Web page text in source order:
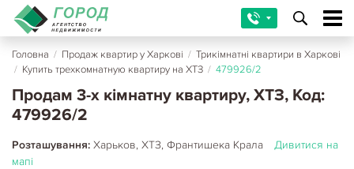
Головна / Продаж квартир у Харкові / Трикімнатні квартири в Харкові
/ Купить трехкомнатную квартиру на ХТЗ / 479926/2
Продам 3-х кімнатну квартиру, ХТЗ, Код:
479926/2
Розташування: Харьков, ХТЗ, Франтишека Крала
Дивитися на
мапі